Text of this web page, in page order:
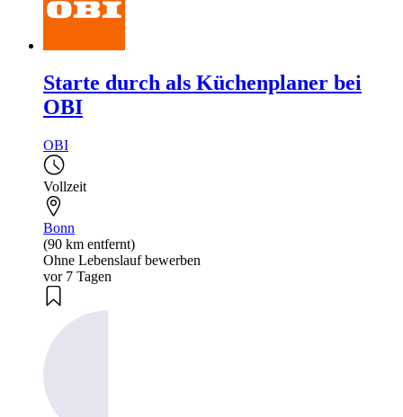
Starte durch als Küchenplaner bei
OBI
OBI
Vollzeit
Bonn
(90 km entfernt)
Ohne Lebenslauf bewerben
vor 7 Tagen